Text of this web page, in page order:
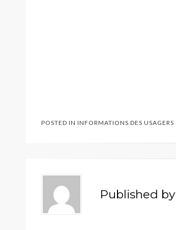
POSTED IN INFORMATIONS DES USAGERS
Published by